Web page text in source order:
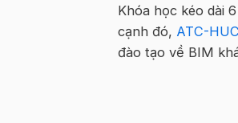
Khóa học kéo dài
cạnh đó, ATC-
đào tạo về BIM